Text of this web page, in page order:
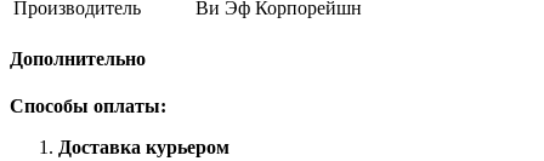
Производитель
Ви Эф Корпорейшн
Дополнительно
Способы оплаты:
Доставка курьером